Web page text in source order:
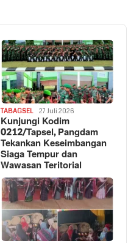
TABAGSEL 27 Juli 2026
Kunjungi Kodim
0212/Tapsel, Pangdam
Tekankan Keseimbangan
Siaga Tempur dan
Wawasan Teritorial